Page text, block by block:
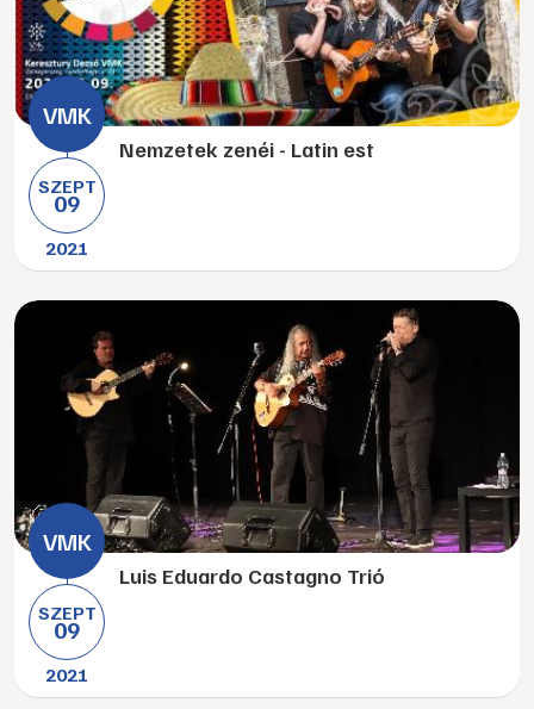
SZEPT
09
2021
Nemzetek zenéi - Latin est
SZEPT
09
2021
Luis Eduardo Castagno Trió